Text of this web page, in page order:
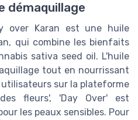
démaquillage
over Karan est une huile
qui combine les bienfaits
sativa seed oil. L'huile
tout en nourrissant
utilisateurs sur la plateforme
fleurs', 'Day Over' est
les peaux sensibles. Pour